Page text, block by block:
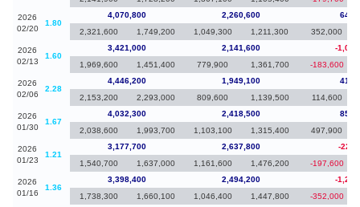
2026
02/20
1.80
4,070,800 2,260,600
2,321,600
1,749,200 1,049,300 1,211,300 352,000
2026
02/13
1.60
3,421,000 2,141,600
-
1,969,600
1,451,400 779,900 1,361,700 -183,600
2026
02/06
2.28
4,446,200 1,949,100
2,153,200
2,293,000 809,600 1,139,500 114,600
2026
01/30
1.67
4,032,300 2,418,500
2,038,600
1,993,700 1,103,100 1,315,400 497,900
2026
01/23
1.21
3,177,700 2,637,800
-
1,540,700
1,637,000 1,161,600 1,476,200 -197,600
2026
01/16
1.36
3,398,400 2,494,200
-
1,738,300
1,660,100 1,046,400 1,447,800 -352,000